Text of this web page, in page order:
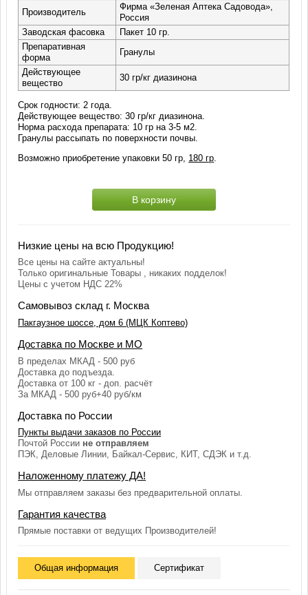
Производитель
Фирма «Зеленая Аптека Садовода»,
Россия
Заводская фасовка
Пакет 10 гр.
Препаративная
форма
Гранулы
Действующее
вещество
30 гр/кг диазинона
Срок годности: 2 года.
Действующее вещество: 30 гр/кг диазинона.
Норма расхода препарата: 10 гр на 3-5 м2.
Гранулы рассыпать по поверхности почвы.
Возможно приобретение упаковки 50 гр, 180 гр
В корзину
Низкие цены на всю Продукцию!
Все цены на сайте актуальны!
Только оригинальные Товары , никаких подделок!
Цены с учетом НДС 22%
Самовывоз склад г. Москва
Пакгаузное шоссе, дом 6 (МЦК Коптево)
Доставка по Москве и МО
В пределах МКАД - 500 руб
Доставка до подъезда.
Доставка от 100 кг - доп. расчёт
За МКАД - 500 руб+40 руб/км
Доставка по России
Пункты выдачи заказов по России
Почтой России не отправляем
ПЭК, Деловые Линии, Байкал-Сервис, КИТ, СДЭК и т.д.
Наложенному платежу ДА!
Мы отправляем заказы без предварительной оплаты.
Гарантия качества
Прямые поставки от ведущих Производителей!
Общая информация Сертификат